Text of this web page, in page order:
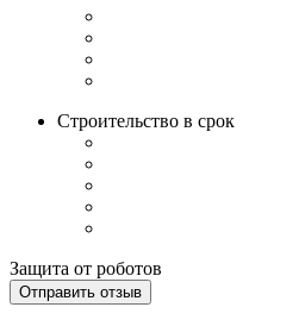
Строительство в срок
Защита от роботов
Отправить отзыв